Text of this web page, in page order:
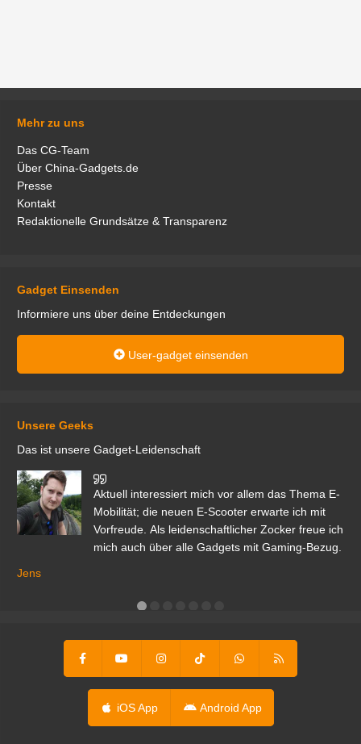
Mehr zu uns
Das CG-Team
Über China-Gadgets.de
Presse
Kontakt
Redaktionelle Grundsätze & Transparenz
Gadget Einsenden
Informiere uns über deine Entdeckungen
User-gadget einsenden
Unsere Geeks
Das ist unsere Gadget-Leidenschaft
Aktuell interessiert mich vor allem das Thema E-
Mobilität; die neuen E-Scooter erwarte ich mit
Vorfreude. Als leidenschaftlicher Zocker freue ich
mich auch über alle Gadgets mit Gaming-Bezug.
Jens
iOS App Android App